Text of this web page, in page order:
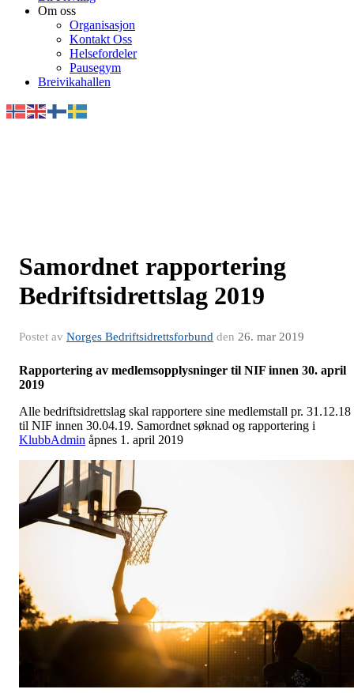
Om oss
Organisasjon
Kontakt Oss
Helsefordeler
Pausegym
Breivikahallen
Samordnet rapportering
Bedriftsidrettslag 2019
Postet av Norges Bedriftsidrettsforbund den 26. mar 2019
Rapportering av medlemsopplysninger til NIF innen 30. april
2019
Alle bedriftsidrettslag skal rapportere sine medlemstall pr. 31.12.18
til NIF innen 30.04.19. Samordnet søknad og rapportering i
KlubbAdmin åpnes 1. april 2019